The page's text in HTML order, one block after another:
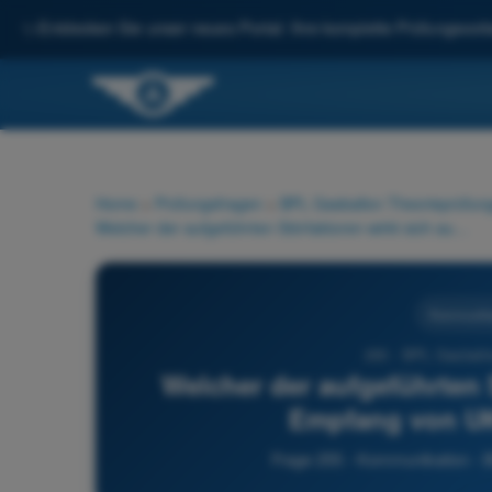
Entdecken Sie unser neues Portal: Ihre komplette
Home Prüfungsfragen BPL Gasballon
Welcher der
Empfang von
Frage 255 - Kommunikation -